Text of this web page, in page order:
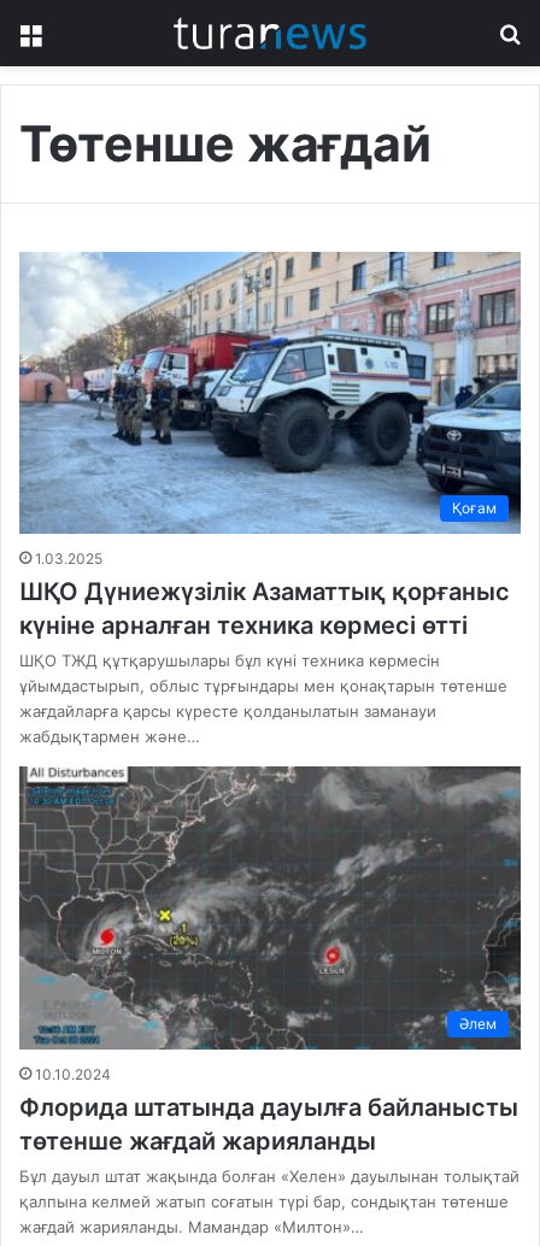
Төтенше жағдай
Қоғам
1.03.2025
ШҚО Дүниежүзілік Азаматтық қорғаныс
күніне арналған техника көрмесі өтті
ШҚО ТЖД құтқарушылары бұл күні техника көрмесін
ұйымдастырып, облыс тұрғындары мен қонақтарын төтенше
жағдайларға қарсы күресте қолданылатын заманауи
жабдықтармен және…
Әлем
10.10.2024
Флорида штатында дауылға байланысты
төтенше жағдай жарияланды
Бұл дауыл штат жақында болған «Хелен» дауылынан толықтай
қалпына келмей жатып соғатын түрі бар, сондықтан төтенше
жағдай жарияланды. Мамандар «Милтон»…